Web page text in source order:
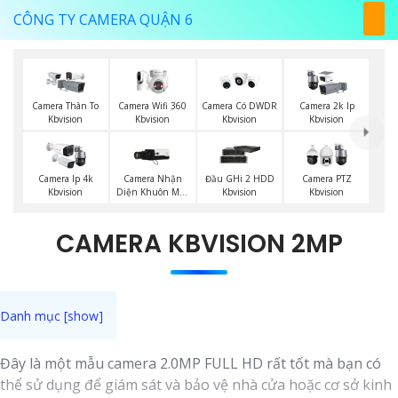
CÔNG TY CAMERA QUẬN 6
Camera Thân To
Kbvision
Camera Wifi 360
Kbvision
Camera Có DWDR
Kbvision
Camera 2k Ip
Kbvision
Camera Ip 4k
Kbvision
Camera Nhận
Diện Khuôn Mặt
Đầu GHi 2 HDD
Kbvision
Camera PTZ
Kbvision
CAMERA KBVISION 2MP
Đây là một mẫu camera 2.0MP FULL HD rất tốt mà bạn có
thể sử dụng để giám sát và bảo vệ nhà cửa hoặc cơ sở kinh